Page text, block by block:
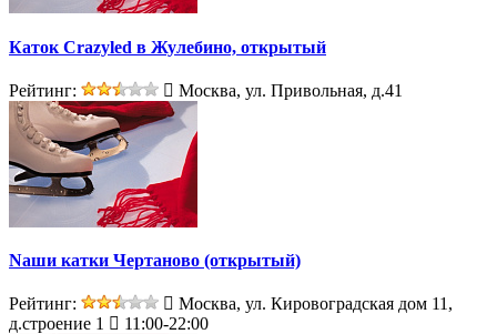
Каток Crazyled в Жулебино, открытый
Рейтинг: Москва, ул. Привольная, д.41
Nаши катки Чертаново (открытый)
Рейтинг:
Москва, ул. Кировоградская дом 11,
д.строение 1
11:00-22:00